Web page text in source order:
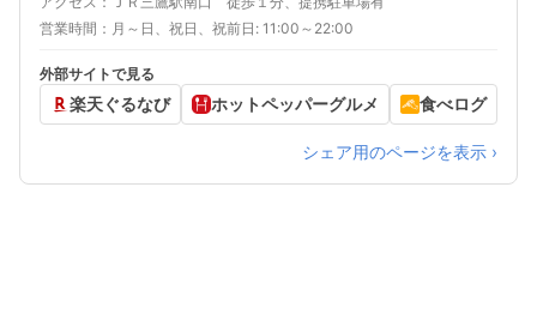
営業時間
月～日、祝日、祝前日: 11:00～22:00
外部サイトで見る
楽天ぐるなび ホットペッパーグルメ 食べログ
シェア用のページを表示 ›